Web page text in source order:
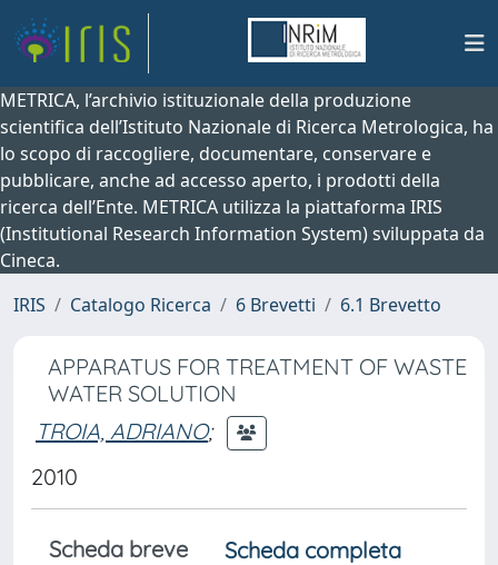
METRICA, l’archivio istituzionale della produzione
scientifica dell’Istituto Nazionale di Ricerca Metrologica, ha
lo scopo di raccogliere, documentare, conservare e
pubblicare, anche ad accesso aperto, i prodotti della
ricerca dell’Ente. METRICA utilizza la piattaforma IRIS
(Institutional Research Information System) sviluppata da
Cineca.
IRIS
Catalogo Ricerca 6 Brevetti 6.1 Brevetto
APPARATUS FOR TREATMENT OF WASTE
WATER SOLUTION
TROIA, ADRIANO;
2010
Scheda breve
Scheda completa